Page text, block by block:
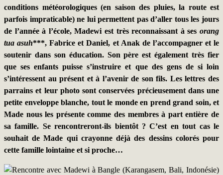
conditions météorologiques (en saison des pluies, la route est
parfois impraticable) ne lui permettent pas d’aller tous les jours
de l’année à l’école, Madewi est très reconnaissant à ses orang
tua asuh***, Fabrice et Daniel, et Anak de l’accompagner et le
soutenir dans son éducation. Son père est également très fier
que ses enfants puisse s’instruire et que des gens de si loin
s’intéressent au présent et à l’avenir de son fils. Les lettres des
parrains et leur photo sont conservées précieusement dans une
petite enveloppe blanche, tout le monde en prend grand soin, et
Made nous les présente comme des membres à part entière de
sa famille. Se rencontreront-ils bientôt ? C’est en tout cas le
souhait de Made qui crayonne déjà des dessins colorés pour
cette famille lointaine et si proche…